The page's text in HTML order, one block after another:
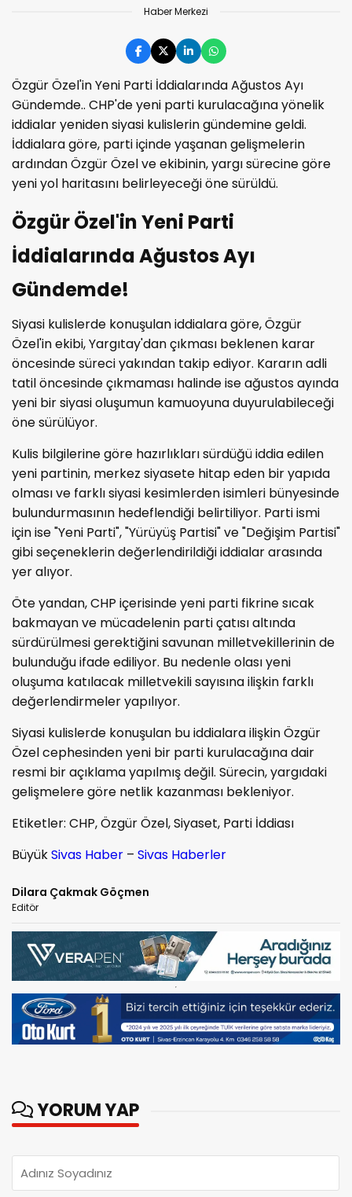
Haber Merkezi
Özgür Özel'in Yeni Parti İddialarında Ağustos Ayı
Gündemde.. CHP'de yeni parti kurulacağına yönelik
iddialar yeniden siyasi kulislerin gündemine geldi.
İddialara göre, parti içinde yaşanan gelişmelerin
ardından Özgür Özel ve ekibinin, yargı sürecine göre
yeni yol haritasını belirleyeceği öne sürüldü.
Özgür Özel'in Yeni Parti
İddialarında Ağustos Ayı
Gündemde!
Siyasi kulislerde konuşulan iddialara göre, Özgür
Özel'in ekibi, Yargıtay'dan çıkması beklenen karar
öncesinde süreci yakından takip ediyor. Kararın adli
tatil öncesinde çıkmaması halinde ise ağustos ayında
yeni bir siyasi oluşumun kamuoyuna duyurulabileceği
öne sürülüyor.
Kulis bilgilerine göre hazırlıkları sürdüğü iddia edilen
yeni partinin, merkez siyasete hitap eden bir yapıda
olması ve farklı siyasi kesimlerden isimleri bünyesinde
bulundurmasının hedeflendiği belirtiliyor. Parti ismi
için ise "Yeni Parti", "Yürüyüş Partisi" ve "Değişim Partisi"
gibi seçeneklerin değerlendirildiği iddialar arasında
yer alıyor.
Öte yandan, CHP içerisinde yeni parti fikrine sıcak
bakmayan ve mücadelenin parti çatısı altında
sürdürülmesi gerektiğini savunan milletvekillerinin de
bulunduğu ifade ediliyor. Bu nedenle olası yeni
oluşuma katılacak milletvekili sayısına ilişkin farklı
değerlendirmeler yapılıyor.
Siyasi kulislerde konuşulan bu iddialara ilişkin Özgür
Özel cephesinden yeni bir parti kurulacağına dair
resmi bir açıklama yapılmış değil. Sürecin, yargıdaki
gelişmelere göre netlik kazanması bekleniyor.
Etiketler: CHP, Özgür Özel, Siyaset, Parti İddiası
BüyükSivas Haber – Sivas Haberler
Dilara Çakmak Göçmen
Editör
YORUM YAP